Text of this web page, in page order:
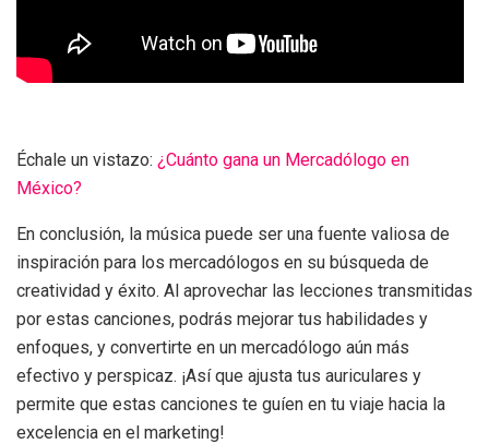
Échale un vistazo: ¿Cuánto gana un Mercadólogo en
México?
En conclusión, la música puede ser una fuente valiosa de
inspiración para los mercadólogos en su búsqueda de
creatividad y éxito. Al aprovechar las lecciones transmitidas
por estas canciones, podrás mejorar tus habilidades y
enfoques, y convertirte en un mercadólogo aún más
efectivo y perspicaz. ¡Así que ajusta tus auriculares y
permite que estas canciones te guíen en tu viaje hacia la
excelencia en el marketing!